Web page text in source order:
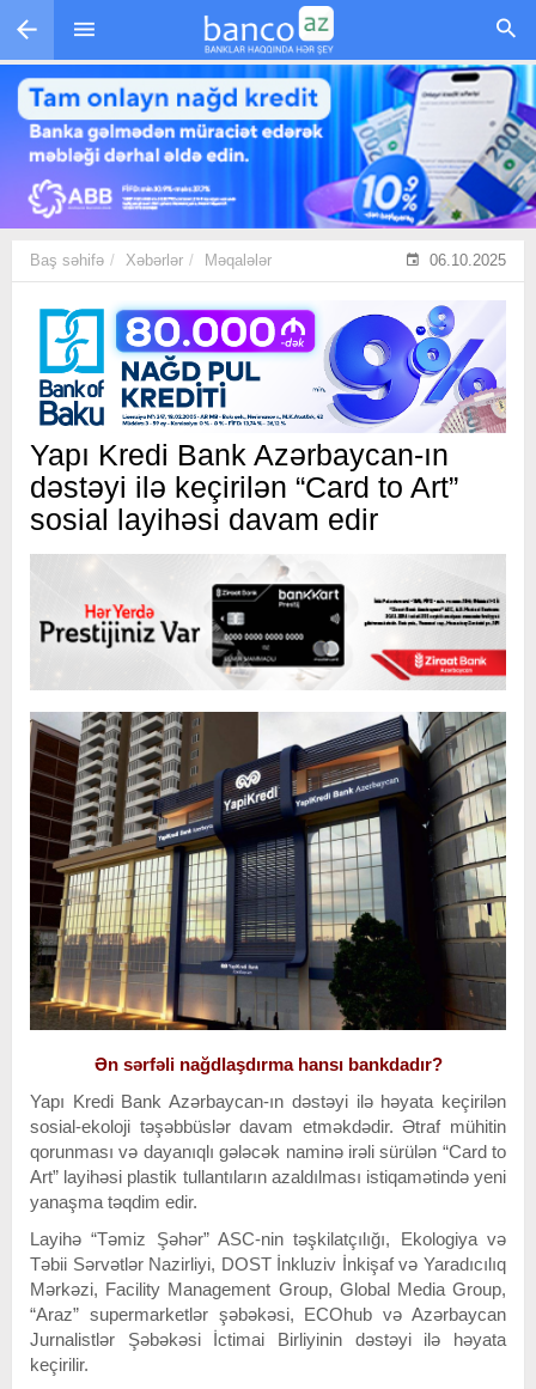
Skip to main content
Baş səhifə Xəbərlər Məqalələr 06.10.2025
Yapı Kredi Bank Azərbaycan-ın
dəstəyi ilə keçirilən “Card to Art”
sosial layihəsi davam edir
Ən sərfəli nağdlaşdırma hansı bankdadır?
Yapı Kredi Bank Azərbaycan-ın dəstəyi ilə həyata keçirilən
sosial-ekoloji təşəbbüslər davam etməkdədir. Ətraf mühitin
qorunması və dayanıqlı gələcək naminə irəli sürülən “Card to
Art” layihəsi plastik tullantıların azaldılması istiqamətində yeni
yanaşma təqdim edir.
Layihə “Təmiz Şəhər” ASC-nin təşkilatçılığı, Ekologiya və
Təbii Sərvətlər Nazirliyi, DOST İnkluziv İnkişaf və Yaradıcılıq
Mərkəzi, Facility Management Group, Global Media Group,
“Araz” supermarketlər şəbəkəsi, ECOhub və Azərbaycan
Jurnalistlər Şəbəkəsi İctimai Birliyinin dəstəyi ilə həyata
keçirilir.